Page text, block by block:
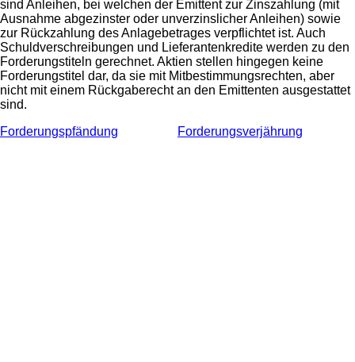
sind Anleihen, bei welchen der Emittent zur Zinszahlung (mit
Ausnahme abgezinster oder unverzinslicher Anleihen) sowie
zur Rückzahlung des Anlagebetrages verpflichtet ist. Auch
Schuldverschreibungen und Lieferantenkredite werden zu den
Forderungstiteln gerechnet. Aktien stellen hingegen keine
Forderungstitel dar, da sie mit Mitbestimmungsrechten, aber
nicht mit einem Rückgaberecht an den Emittenten ausgestattet
sind.
Forderungspfändung
Forderungsverjährung